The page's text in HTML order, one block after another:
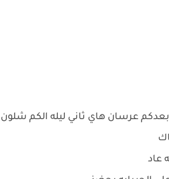
عرسان هاي ثاني ليله الكم شلون
عاد